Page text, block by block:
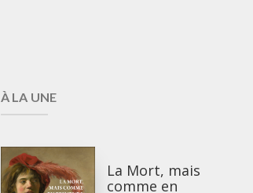
À LA UNE
La Mort, mais
comme en